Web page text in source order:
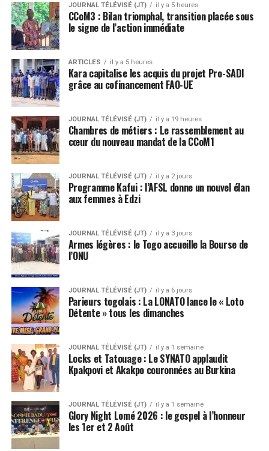
JOURNAL TÉLÉVISÉ (JT) il y a 5 heures
CCoM3 : Bilan triomphal, transition placée sous
le signe de l’action immédiate
ARTICLES il y a 5 heures
Kara capitalise les acquis du projet Pro-SADI
grâce au cofinancement FAO-UE
JOURNAL TÉLÉVISÉ (JT) il y a 19 heures
Chambres de métiers : Le rassemblement au
cœur du nouveau mandat de la CCoM1
JOURNAL TÉLÉVISÉ (JT) il y a 2 jours
Programme Kafui : l’AFSL donne un nouvel élan
aux femmes à Edzi
JOURNAL TÉLÉVISÉ (JT) il y a 3 jours
Armes légères : le Togo accueille la Bourse de
l’ONU
JOURNAL TÉLÉVISÉ (JT) il y a 6 jours
Parieurs togolais : La LONATO lance le « Loto
Détente » tous les dimanches
JOURNAL TÉLÉVISÉ (JT) il y a 1 semaine
Locks et Tatouage : Le SYNATO applaudit
Kpakpovi et Akakpo couronnées au Burkina
JOURNAL TÉLÉVISÉ (JT) il y a 1 semaine
Glory Night Lomé 2026 : le gospel à l’honneur
les 1er et 2 Août